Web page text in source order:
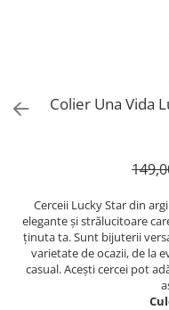
Colier Una Vida
Cerceii Lucky Star din
elegante și strălucitoare
ținuta ta. Sunt bijuterii
varietate de ocazii, de la
casual. Acești cercei pot